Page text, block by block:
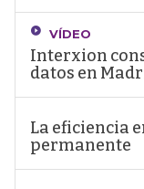
VÍDEO
Interxion
datos en
La eficiencia
permanente